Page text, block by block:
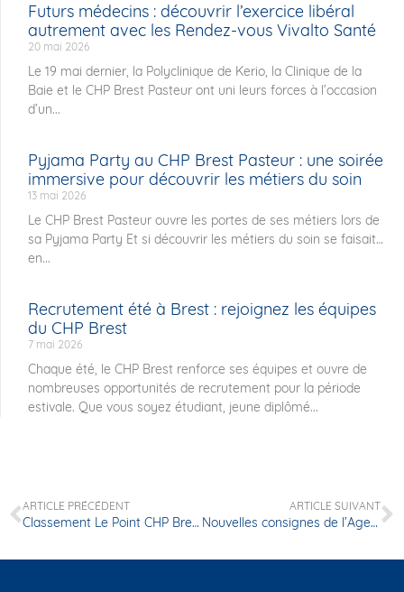
Futurs médecins : découvrir l’exercice libéral
autrement avec les Rendez-vous Vivalto Santé
20 mai 2026
Le 19 mai dernier, la Polyclinique de Kerio, la Clinique de la
Baie et le CHP Brest Pasteur ont uni leurs forces à l’occasion
d’un...
Pyjama Party au CHP Brest Pasteur : une soirée
immersive pour découvrir les métiers du soin
13 mai 2026
Le CHP Brest Pasteur ouvre les portes de ses métiers lors de
sa Pyjama Party Et si découvrir les métiers du soin se faisait…
en...
Recrutement été à Brest : rejoignez les équipes
du CHP Brest
7 mai 2026
Chaque été, le CHP Brest renforce ses équipes et ouvre de
nombreuses opportunités de recrutement pour la période
estivale. Que vous soyez étudiant, jeune diplômé...
ARTICLE PRÉCÉDENT
Classement Le Point CHP Brest
ARTICLE SUIVANT
Nouvelles consignes de l’Agence Régionale de Santé concernant les visites dans les établissements de santé